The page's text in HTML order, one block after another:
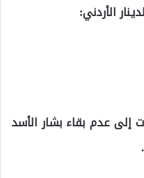
الأردني:
إلى عدم بقاء بشار الأسد